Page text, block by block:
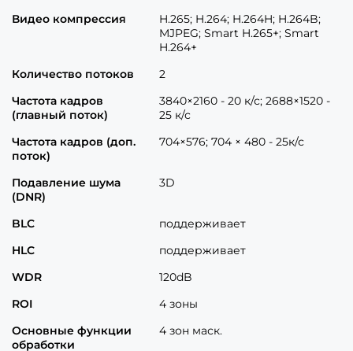
Видео компрессия
H.265; H.264; H.264H; H.264B;
MJPEG; Smart H.265+; Smart
H.264+
Количество потоков
2
Частота кадров
(главный поток)
3840×2160 - 20 к/с; 2688×1520 -
25 к/с
Частота кадров (доп.
поток)
704×576; 704 × 480 - 25к/с
Подавление шума
(DNR)
3D
BLC
поддерживает
HLC
поддерживает
WDR
120dB
ROI
4 зоны
Основные функции
обработки
4 зон маск.